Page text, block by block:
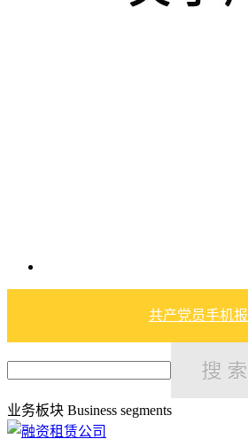
共产党员手机报
业务板块 Business segments